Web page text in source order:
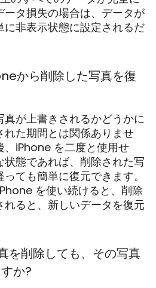
タ損失の場合は、データが
に非表示状態に設定されるだ
から削除した写真を復
真が上書きされるかどうかに
れた期間とは関係ありませ
、iPhone を二度と使用せ
態であれば、削除された写
ても簡単に復元できます。
を使い続けると、削除
れると、新しいデータを復元
を削除しても、その写真
か?